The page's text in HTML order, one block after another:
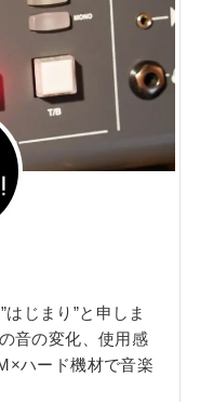
じまり”と申しま
音の変化、使用感
ハード機材で音楽